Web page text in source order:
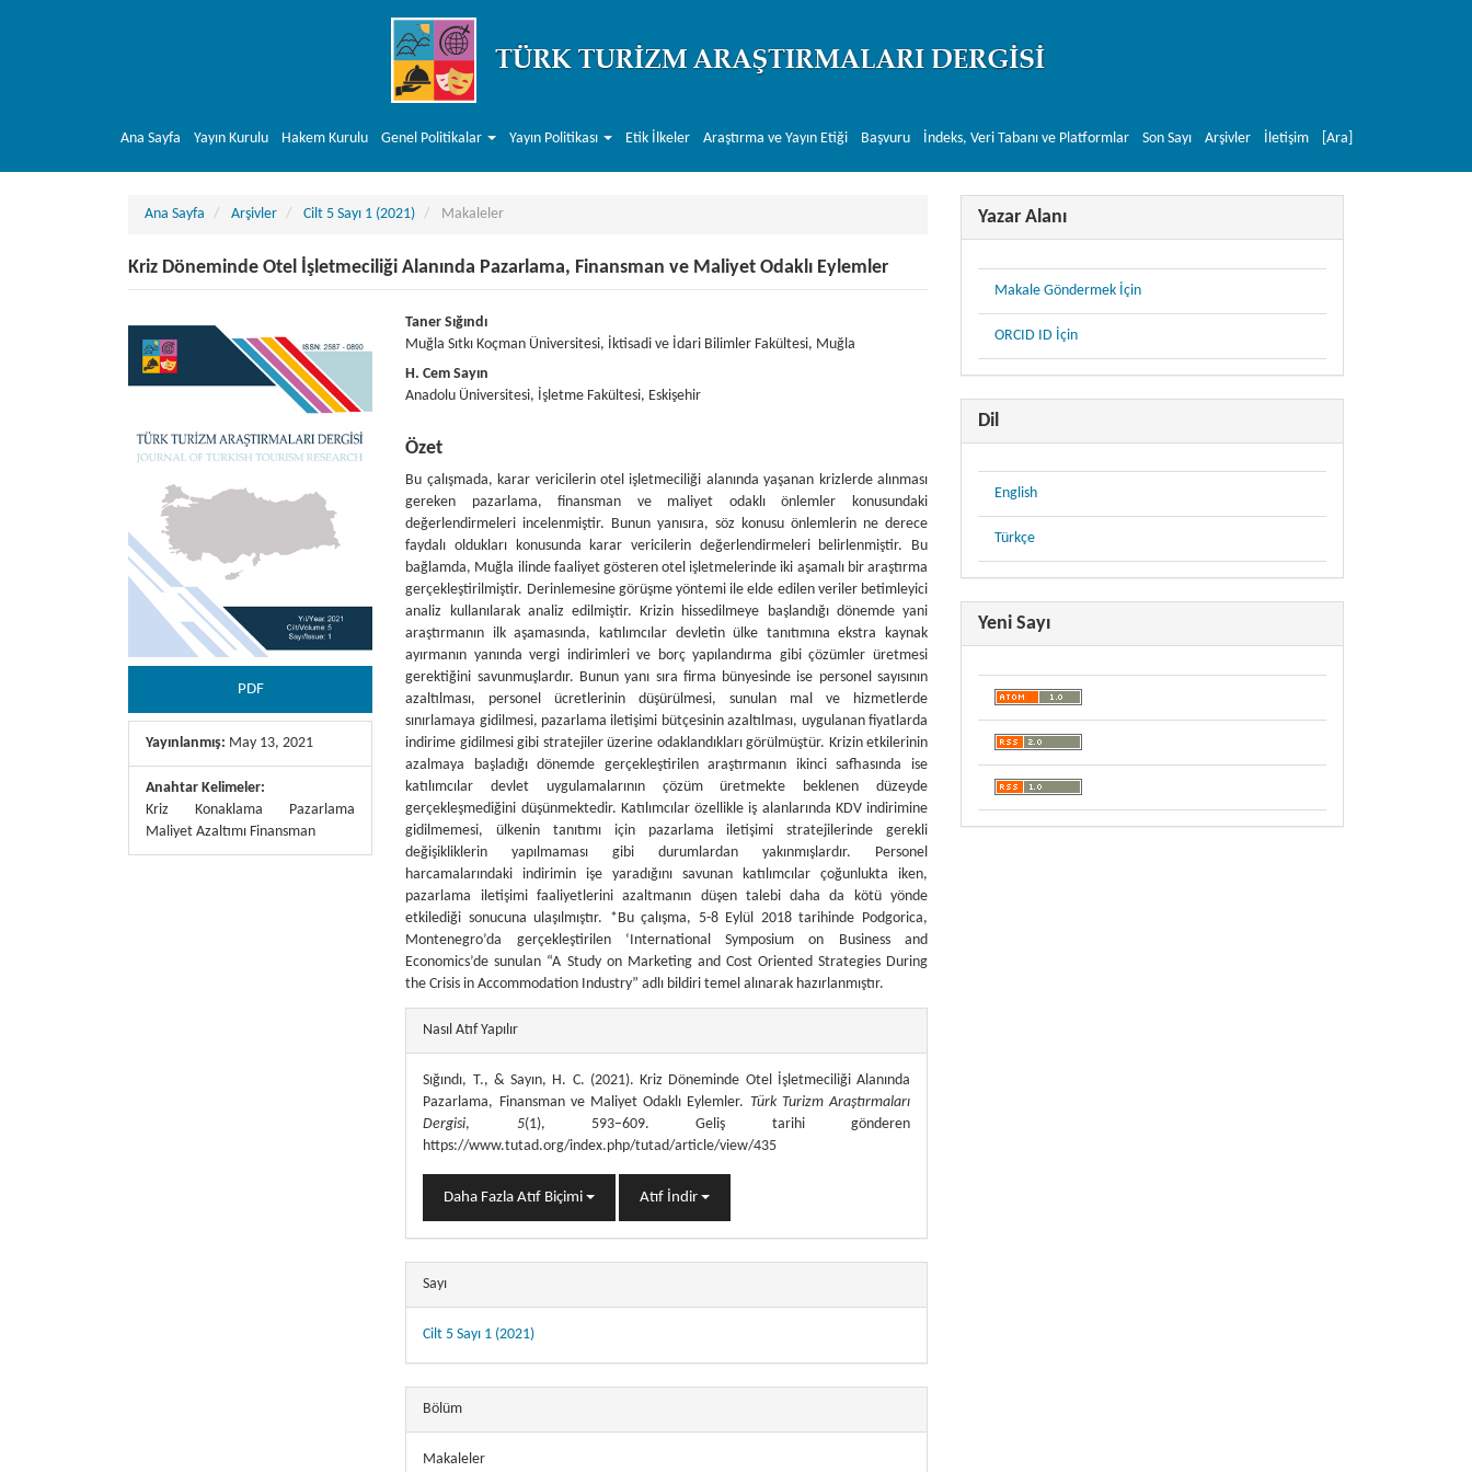
##plugins.themes.bootstrap3.accessible_menu.main_content##
Ana Sayfa Yayın Kurulu Hakem Kurulu Genel Politikalar Yayın Politikası Etik İlkeler Araştırma ve Yayın Etiği Başvuru İndeks, Veri Tabanı ve Platformlar Son Sayı Arşivler İletişim [Ara]
Ana Sayfa Arşivler Cilt 5 Sayı 1 (2021) Makaleler
Kriz Döneminde Otel İşletmeciliği Alanında Pazarlama, Finansman ve Maliyet Odaklı Eylemler
##plugins.themes.bootstrap3.article.sidebar##
PDF
Yayınlanmış: May 13, 2021
Anahtar Kelimeler:
Kriz Konaklama Pazarlama
Maliyet Azaltımı Finansman
##plugins.themes.bootstrap3.article.main##
Taner Sığındı
Muğla Sıtkı Koçman Üniversitesi, İktisadi ve İdari Bilimler Fakültesi, Muğla
H. Cem Sayın
Anadolu Üniversitesi, İşletme Fakültesi, Eskişehir
Özet
Bu çalışmada, karar vericilerin otel işletmeciliği alanında yaşanan krizlerde alınması
gereken pazarlama, finansman ve maliyet odaklı önlemler konusundaki
değerlendirmeleri incelenmiştir. Bunun yanısıra, söz konusu önlemlerin ne derece
faydalı oldukları konusunda karar vericilerin değerlendirmeleri belirlenmiştir. Bu
bağlamda, Muğla ilinde faaliyet gösteren otel işletmelerinde iki aşamalı bir araştırma
gerçekleştirilmiştir. Derinlemesine görüşme yöntemi ile elde edilen veriler betimleyici
analiz kullanılarak analiz edilmiştir. Krizin hissedilmeye başlandığı dönemde yani
araştırmanın ilk aşamasında, katılımcılar devletin ülke tanıtımına ekstra kaynak
ayırmanın yanında vergi indirimleri ve borç yapılandırma gibi çözümler üretmesi
gerektiğini savunmuşlardır. Bunun yanı sıra firma bünyesinde ise personel sayısının
azaltılması, personel ücretlerinin düşürülmesi, sunulan mal ve hizmetlerde
sınırlamaya gidilmesi, pazarlama iletişimi bütçesinin azaltılması, uygulanan fiyatlarda
indirime gidilmesi gibi stratejiler üzerine odaklandıkları görülmüştür. Krizin etkilerinin
azalmaya başladığı dönemde gerçekleştirilen araştırmanın ikinci safhasında ise
katılımcılar devlet uygulamalarının çözüm üretmekte beklenen düzeyde
gerçekleşmediğini düşünmektedir. Katılımcılar özellikle iş alanlarında KDV indirimine
gidilmemesi, ülkenin tanıtımı için pazarlama iletişimi stratejilerinde gerekli
değişikliklerin yapılmaması gibi durumlardan yakınmışlardır. Personel
harcamalarındaki indirimin işe yaradığını savunan katılımcılar çoğunlukta iken,
pazarlama iletişimi faaliyetlerini azaltmanın düşen talebi daha da kötü yönde
etkilediği sonucuna ulaşılmıştır. *Bu çalışma, 5-8 Eylül 2018 tarihinde Podgorica,
Montenegro’da gerçekleştirilen ‘International Symposium on Business and
Economics’de sunulan “A Study on Marketing and Cost Oriented Strategies During
the Crisis in Accommodation Industry” adlı bildiri temel alınarak hazırlanmıştır.
Nasıl Atıf Yapılır
Sığındı, T., & Sayın, H. C. (2021). Kriz Döneminde Otel İşletmeciliği Alanında
Pazarlama, Finansman ve Maliyet Odaklı Eylemler. Türk Turizm Araştırmaları
Dergisi, 5(1), 593–609. Geliş tarihi gönderen
https://www.tutad.org/index.php/tutad/article/view/435
Daha Fazla Atıf Biçimi Atıf İndir
Sayı
Cilt 5 Sayı 1 (2021)
Bölüm
Makaleler
Yazar Alanı
Makale Göndermek İçin
ORCID ID İçin
Dil
English
Türkçe
Yeni Sayı